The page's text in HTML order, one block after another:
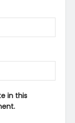
in this